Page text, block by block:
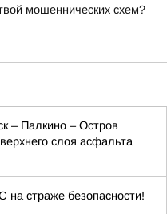
мошеннических схем?
– Палкино – Остров
слоя асфальта
на страже безопасности!